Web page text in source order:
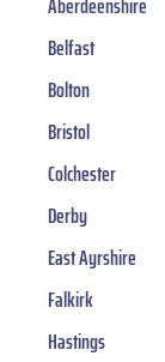
Belfast
Bolton
Bristol
Colchester
Derby
East Ayrshire
Falkirk
Hastings